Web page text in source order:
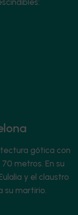
gótica con
metros. En su
y el claustro
su martirio.